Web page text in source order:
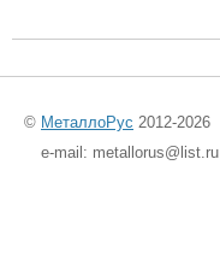
© МеталлоРус 2012-2026
e-mail: metallorus@list.ru